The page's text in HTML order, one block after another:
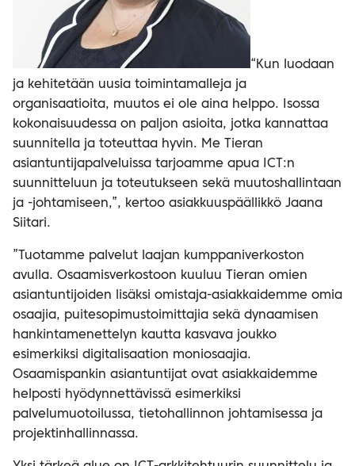
“Kun luodaan
ja kehitetään uusia toimintamalleja ja
organisaatioita, muutos ei ole aina helppo. Isossa
kokonaisuudessa on paljon asioita, jotka kannattaa
suunnitella ja toteuttaa hyvin. Me Tieran
asiantuntijapalveluissa tarjoamme apua ICT:n
suunnitteluun ja toteutukseen sekä muutoshallintaan
ja -johtamiseen,”, kertoo asiakkuuspäällikkö Jaana
Siitari.
”Tuotamme palvelut laajan kumppaniverkoston
avulla. Osaamisverkostoon kuuluu Tieran omien
asiantuntijoiden lisäksi omistaja-asiakkaidemme omia
osaajia, puitesopimustoimittajia sekä dynaamisen
hankintamenettelyn kautta kasvava joukko
esimerkiksi digitalisaation moniosaajia.
Osaamispankin asiantuntijat ovat asiakkaidemme
helposti hyödynnettävissä esimerkiksi
palvelumuotoilussa, tietohallinnon johtamisessa ja
projektinhallinnassa.